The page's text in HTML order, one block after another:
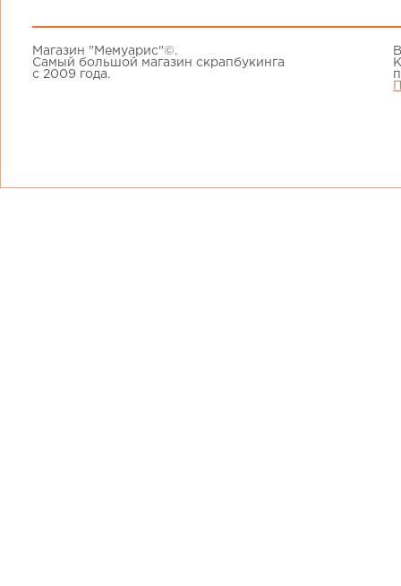
Магазин "Мемуарис"©.
Самый большой магазин скрапбукинга
с 2009 года.